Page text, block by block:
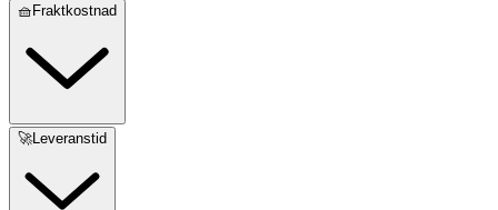
🧺Fraktkostnad
🚀Leveranstid